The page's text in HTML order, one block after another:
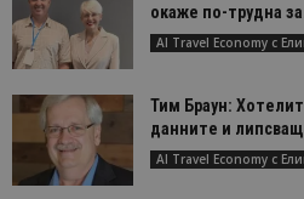
окаже по-трудна
AI Travel Economy с
Тим Браун:
данните и
AI Travel Economy с